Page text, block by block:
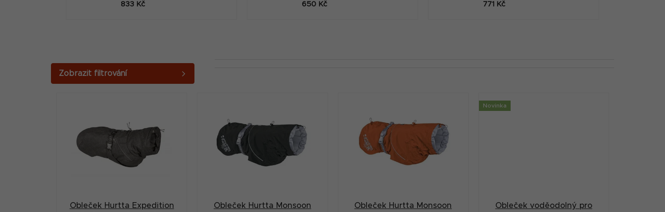
833 Kč 650 Kč 771 Kč
o
Obleček Hurtta Expedition
Obleček Hurtta Monsoon
Obleček Hurtta Monsoon
Novinka
Obleček voděodolný pro